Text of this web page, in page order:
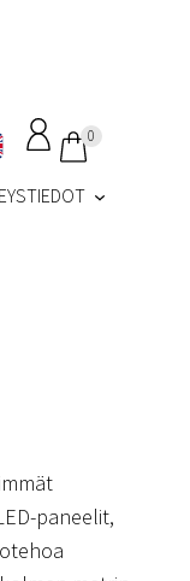
0
paneelit,